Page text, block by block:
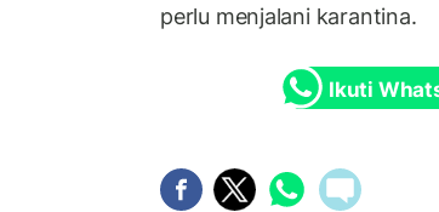
perlu menjalani karantina.
Ikuti